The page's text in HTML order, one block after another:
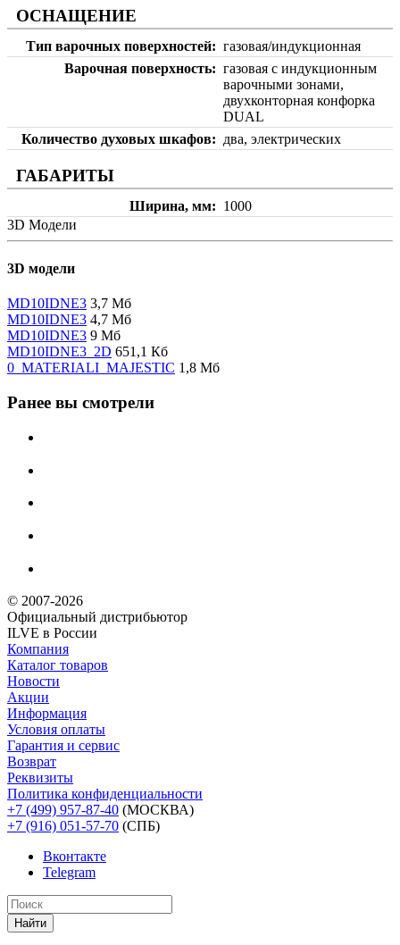
ОСНАЩЕНИЕ
Тип варочных поверхностей
газовая/индукционная
Варочная поверхность
газовая с индукционным
варочными зонами,
двухконторная конфорка
DUAL
Количество духовых шкафов
два, электрических
ГАБАРИТЫ
Ширина, мм
1000
3D Модели
3D модели
MD10IDNE3 3,7 Мб
MD10IDNE3 4,7 Мб
MD10IDNE3 9 Мб
MD10IDNE3_2D 651,1 Кб
0_MATERIALI_MAJESTIC 1,8 Мб
Ранее вы смотрели
© 2007-2026
Официальный дистрибьютoр
ILVE в России
Компания
Каталог товаров
Новости
Акции
Информация
Условия оплаты
Гарантия и сервис
Возврат
Реквизиты
Политика конфиденциальности
+7 (499) 957-87-40 (МОСКВА)
+7 (916) 051-57-70 (СПБ)
Вконтакте
Telegram
Найти